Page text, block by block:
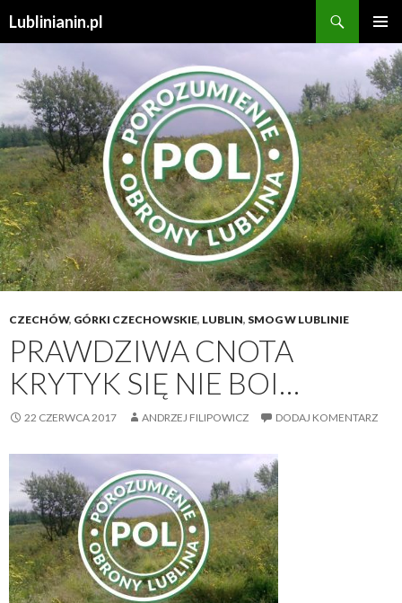
Lublinianin.pl
MENU
TREŚCI
CZECHÓW, GÓRKI CZECHOWSKIE, LUBLIN, SMOG W LUBLINIE
PRAWDZIWA CNOTA
KRYTYK SIĘ NIE BOI…
22 CZERWCA 2017 ANDRZEJ FILIPOWICZ DODAJ KOMENTARZ